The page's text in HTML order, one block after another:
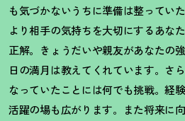
も気づかないうちに準備は整ってい
より相手の気持ちを大切にするあな
正解。きょうだいや親友があなたの
日の満月は教えてくれています。さ
なっていたことには何でも挑戦。経
活躍の場も広がります。また将来に